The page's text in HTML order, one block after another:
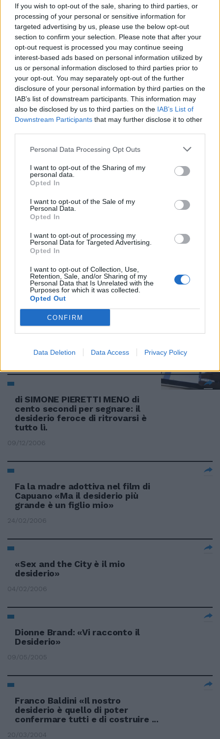
If you wish to opt-out of the sale, sharing to third parties, or
processing of your personal or sensitive information for
targeted advertising by us, please use the below opt-out
section to confirm your selection. Please note that after your
opt-out request is processed you may continue seeing
interest-based ads based on personal information utilized by
us or personal information disclosed to third parties prior to
your opt-out. You may separately opt-out of the further
disclosure of your personal information by third parties on the
IAB’s list of downstream participants. This information may
also be disclosed by us to third parties on the IAB’s List of
Downstream Participants that may further disclose it to other
Personal Data Processing Opt Outs
I want to opt-out of the Sharing of my
personal data.
Opted In
I want to opt-out of the Sale of my
Personal Data.
Opted In
I want to opt-out of processing my
Personal Data for Targeted Advertising.
Opted In
I want to opt-out of Collection, Use,
Retention, Sale, and/or Sharing of my
Personal Data that Is Unrelated with the
Purposes for which it was collected.
Opted Out
CONFIRM
Data Deletion Data Access Privacy Policy
24/04/2011
Pranzo di Natale a bordo della
«Costa Magica» con lo staff
biancoceleste Lotito pronto ad
esaudire il desiderio di Reja che
vuole un attaccante
19/12/2010
desiderio per Giorgio Albertazzi,
un mattatore che guarda
sempre avanti con leggerezza,
incoraggiato dalle emozioni del
suo mestiere.
Un desiderio e la realtà delle
elezioni
08/08/2010
30/05/2010
di SIMONE PIERETTI MENO di
cento secondi per segnare: il
desiderio feroce di ritrovarsi è
tutto lì.
09/12/2006
Fa la madre adottiva nel film di
Capuano «Ma il desiderio più
grande è un figlio mio»
24/02/2006
«Sex and the City è il mio
desiderio»
04/02/2006
Dionne Brand: «Vi racconto il
Desiderio»
09/05/2005
Franco Baldini «Il nostro
desiderio è quello di poter
confermare tutti e di costruire ...
20/03/2004